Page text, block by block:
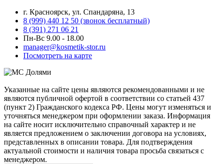
г. Красноярск, ул. Спандаряна, 13
8 (999) 440 12 50 (звонок бесплатный)
8 (391) 271 06 21
Пн-Вс 9.00 - 18.00
manager@kosmetik-stor.ru
Посмотреть на карте
Указанные на сайте цены являются рекомендованными и не
являются публичной офертой в соответствии со статьей 437
(пункт 2) Гражданского кодекса РФ. Цены могут изменяться и
уточняться менеджером при оформлении заказа. Информация
на сайте носит исключительно справочный характер и не
является предложением о заключении договора на условиях,
представленных в описании товара. Для подтверждения
актуальной стоимости и наличия товара просьба связаться с
менеджером.